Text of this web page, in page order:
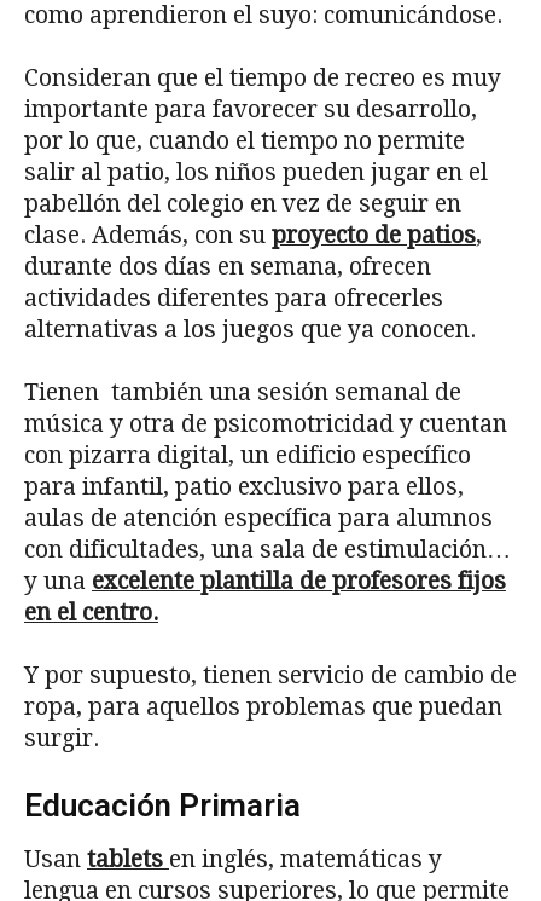
como aprendieron el suyo: comunicándose.
Consideran que el tiempo de recreo es muy
importante para favorecer su desarrollo,
por lo que, cuando el tiempo no permite
salir al patio, los niños pueden jugar en el
pabellón del colegio en vez de seguir en
clase. Además, con su proyecto de patios,
durante dos días en semana, ofrecen
actividades diferentes para ofrecerles
alternativas a los juegos que ya conocen.
Tienen también una sesión semanal de
música y otra de psicomotricidad y cuentan
con pizarra digital, un edificio específico
para infantil, patio exclusivo para ellos,
aulas de atención específica para alumnos
con dificultades, una sala de estimulación…
y una excelente plantilla de profesores fijos
en el centro.
Y por supuesto, tienen servicio de cambio de
ropa, para aquellos problemas que puedan
surgir.
Educación Primaria
Usan tablets en inglés, matemáticas y
lengua en cursos superiores, lo que permite